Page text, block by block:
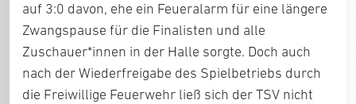
auf 3:0 davon, ehe ein Feueralarm für eine längere
Zwangspause für die Finalisten und alle
Zuschauer*innen in der Halle sorgte. Doch auch
nach der Wiederfreigabe des Spielbetriebs durch
die Freiwillige Feuerwehr ließ sich der TSV nicht